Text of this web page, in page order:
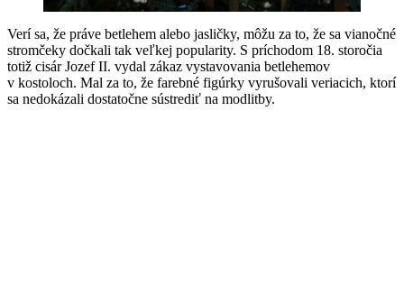
Verí sa, že práve betlehem alebo jasličky, môžu za to, že sa vianočné
stromčeky dočkali tak veľkej popularity. S príchodom 18. storočia
totiž cisár Jozef II. vydal zákaz vystavovania betlehemov
v kostoloch. Mal za to, že farebné figúrky vyrušovali veriacich, ktorí
sa nedokázali dostatočne sústrediť na modlitby.